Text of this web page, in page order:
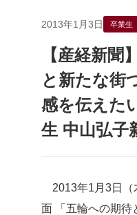
2013年1月3日 卒業生
【産経新聞
と新たな街
感を伝えた
生 中山弘子
2013年1月3日（
面 「五輪への期待